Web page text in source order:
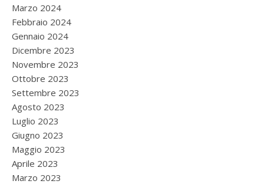
Marzo 2024
Febbraio 2024
Gennaio 2024
Dicembre 2023
Novembre 2023
Ottobre 2023
Settembre 2023
Agosto 2023
Luglio 2023
Giugno 2023
Maggio 2023
Aprile 2023
Marzo 2023